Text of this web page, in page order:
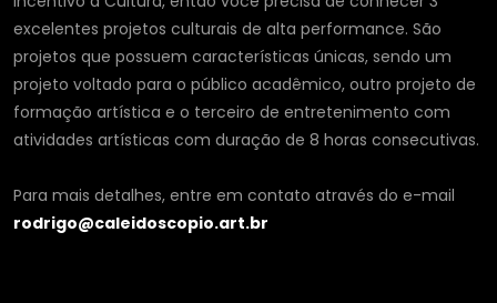
excelentes projetos culturais de alta performance. São
projetos que possuem características únicas, sendo um
projeto voltado para o público acadêmico, outro projeto de
formação artística e o terceiro de entretenimento com
atividades artísticas com duração de 8 horas consecutivas.
Para mais detalhes, entre em contato através do e-mail
rodrigo@caleidoscopio.art.br